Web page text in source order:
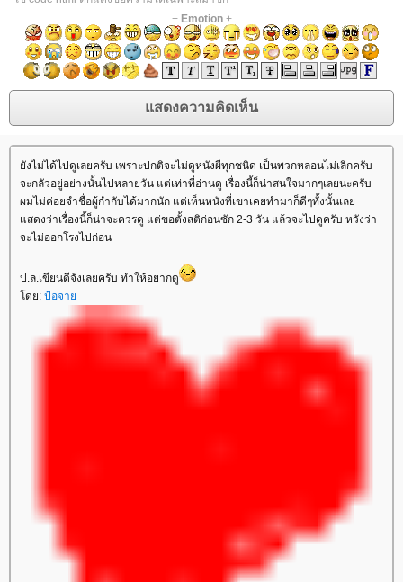
+ Emotion+
ังไม่ได้ไปดูเลยครับ เพราะปกติจะไม่ดูหนังผีทุกชนิด เป็นพวกหลอนไม่เลิกครับ
จะกลัวอยู่อย่างนั้นไปหลายวัน แต่เท่าที่อ่านดู เรื่องนี้ก็น่าสนใจมากๆเลยนะครับ
ผมไม่ค่อยจำชื่อผู้กำกับได้มากนัก แต่เห็นหนังที่เขาเคยทำมาก็ดีๆทั้งนั้นเล
สดงว่าเรื่องนี้ก็น่าจะควรดู แต่ขอตั้งสติก่อนซัก 2-3 วัน แล้วจะไปดูครับ หวังว่า
จะไม่ออกโรงไปก่อน
ป.ล.เขียนดีจังเลยครับ ทำให้อยากดู
ดย: ป้อจา